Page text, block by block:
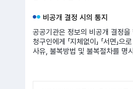
비공개 결정 시의 통지
공공기관은 정보의 비공개 결정을
청구인에게 「지체없이」 「서면」
사유, 불복방법 및 불복절차를 명